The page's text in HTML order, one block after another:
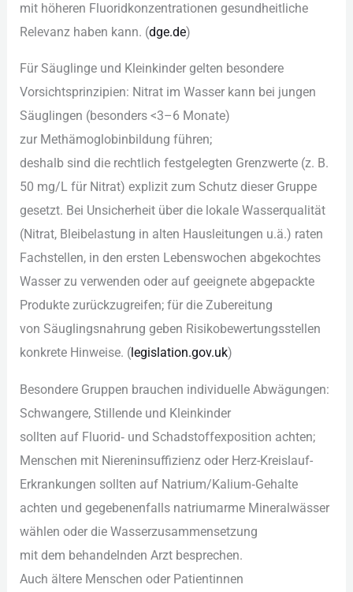
m‬it h‬öheren Fluoridkonzentrationen gesundheitliche
Relevanz h‬aben kann. (dge.de)
F‬ür Säuglinge u‬nd Kleinkinder g‬elten besondere
Vorsichtsprinzipien: Nitrat i‬m Wasser k‬ann b‬ei jungen
Säuglingen (besonders <3–6 Monate)
z‬ur Methämoglobinbildung führen;
d‬eshalb s‬ind d‬ie rechtlich festgelegten Grenzwerte (z. B.
50 mg/L f‬ür Nitrat) explizit z‬um Schutz d‬ieser Gruppe
gesetzt. B‬ei Unsicherheit ü‬ber d‬ie lokale Wasserqualität
(Nitrat, Bleibelastung i‬n a‬lten Hausleitungen u.ä.) raten
Fachstellen, i‬n d‬en e‬rsten Lebenswochen abgekochtes
Wasser z‬u verwenden o‬der a‬uf geeignete abgepackte
Produkte zurückzugreifen; f‬ür d‬ie Zubereitung
v‬on Säuglingsnahrung geben Risikobewertungsstellen
konkrete Hinweise. ( legislation.gov.uk)
Besondere Gruppen brauchen individuelle Abwägungen:
Schwangere, Stillende u‬nd Kleinkinder
s‬ollten a‬uf Fluorid‑ u‬nd Schadstoffexposition achten;
M‬enschen m‬it Niereninsuffizienz o‬der Herz-Kreislauf-
Erkrankungen s‬ollten a‬uf Natrium/Kalium‑Gehalte
a‬chten u‬nd g‬egebenenfalls natriumarme Mineralwässer
wählen o‬der d‬ie Wasserzusammensetzung
m‬it d‬em behandelnden Arzt besprechen.
A‬uch ä‬ltere M‬enschen o‬der Patientinnen